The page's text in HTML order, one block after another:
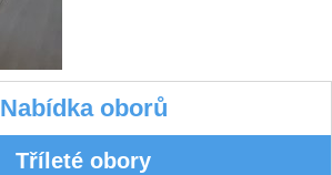
Nabídka oborů
Tříleté obory